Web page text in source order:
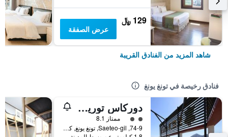
129 ﷼
عرض الصفقة
شاهد المزيد من الفنادق القريبة
فنادق رخيصة في تونغ يونغ
دوركاس توريست هوستل
تقييم فئة 2
ممتاز 8.1
74-9, Saeteo-gil, تونغ يونغ, كوريا الجنوبية